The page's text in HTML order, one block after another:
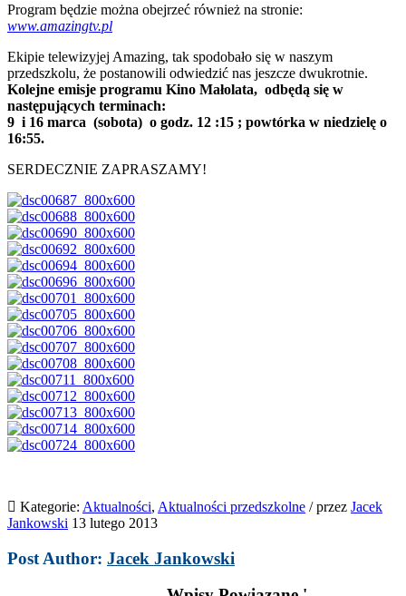
Program będzie można obejrzeć również na stronie:
www.amazingtv.pl
Ekipie telewizyjej Amazing, tak spodobało się w naszym
przedszkolu, że postanowili odwiedzić nas jeszcze dwukrotnie.
Kolejne emisje programu Kino Małolata, odbędą się w
następujących terminach:
9 i 16 marca (sobota) o godz. 12 :15 ; powtórka w niedzielę o
16:55.
SERDECZNIE ZAPRASZAMY!
Kategorie: Aktualności, Aktualności przedszkolne /przez Jacek
Jankowski 13 lutego 2013
Post Author: Jacek Jankowski